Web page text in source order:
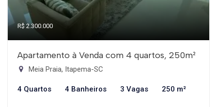
R$ 2.300.000
Apartamento à Venda com 4 quartos, 250m²
Meia Praia, Itapema-SC
4 Quartos 4 Banheiros 3 Vagas 250 m²